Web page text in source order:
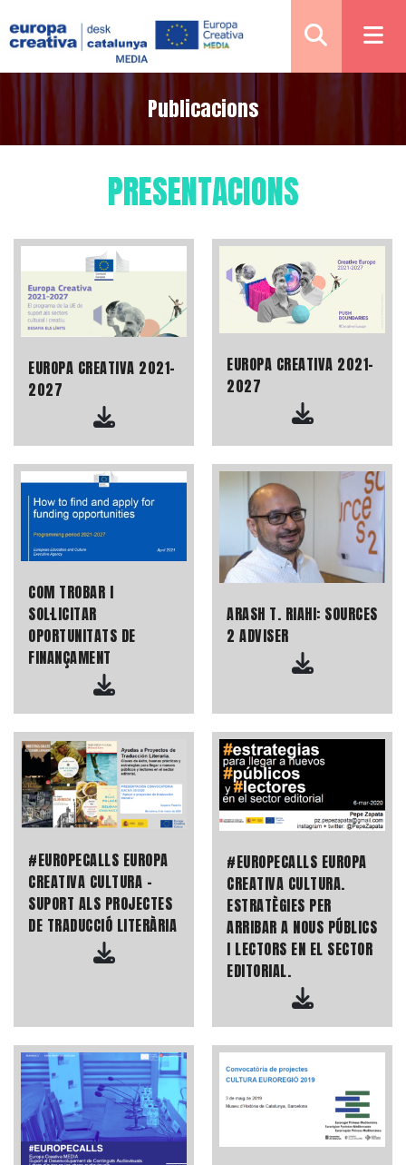
Publicacions
PRESENTACIONS
EUROPA CREATIVA 2021-
2027
EUROPA CREATIVA 2021-
2027
COM TROBAR I
SOL·LICITAR
OPORTUNITATS DE
FINANÇAMENT
ARASH T. RIAHI: SOURCES
2 ADVISER
#EUROPECALLS EUROPA
CREATIVA CULTURA -
SUPORT ALS PROJECTES
DE TRADUCCIÓ LITERÀRIA
#EUROPECALLS EUROPA
CREATIVA CULTURA.
ESTRATÈGIES PER
ARRIBAR A NOUS PÚBLICS
I LECTORS EN EL SECTOR
EDITORIAL.